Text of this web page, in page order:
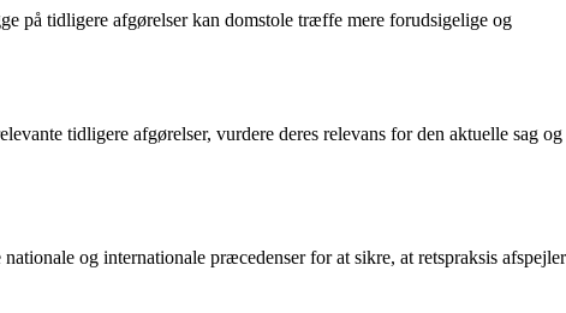
på tidligere afgørelser kan domstole træffe mere forudsigelige og
tidligere afgørelser, vurdere deres relevans for den aktuelle sag og
og internationale præcedenser for at sikre, at retspraksis afspejler